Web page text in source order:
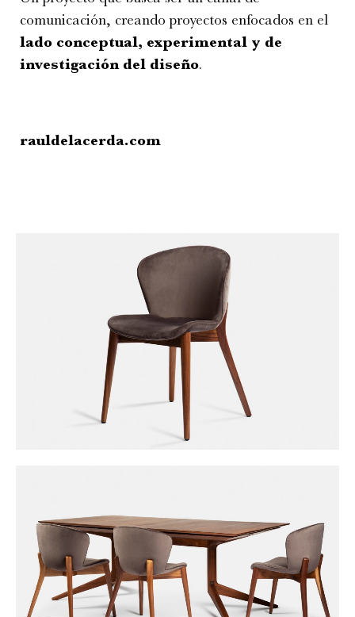
comunicación, creando proyectos enfocados en el
lado conceptual, experimental y de
investigación del diseño.
rauldelacerda.com